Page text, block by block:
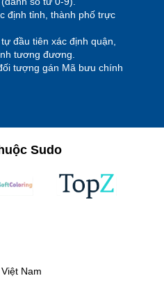
định tỉnh, thành phố trực
đầu tiên xác định quận,
tương đương.
tượng gán Mã bưu chính
Sudo
Nam